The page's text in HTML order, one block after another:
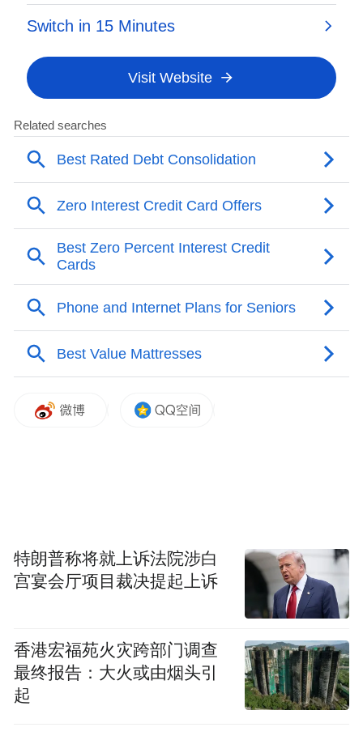
“特别声明：以上作品内容(包括在内的视频、图片或音
频)为凤凰网旗下自媒体平台“大风号”用户上传并发
布，本平台仅提供信息存储空间服务。
Notice: The content above (including the videos,
by the user of Dafeng Hao, which is a social media
platform and merely provides information storage
space services.”
特朗普称将就上诉法院涉白
宫宴会厅项目裁决提起上诉
香港宏福苑火灾跨部门调查
最终报告：大火或由烟头引
起